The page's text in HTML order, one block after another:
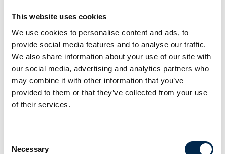
This website uses cookies
We use cookies to personalise content and ads, to
provide social media features and to analyse our traffic.
We also share information about your use of our site with
our social media, advertising and analytics partners who
may combine it with other information that you’ve
provided to them or that they’ve collected from your use
of their services.
Selection
Necessary
23. marts 2023
med myPallet
Posten Bring ønskede at blive fri for ulæselige